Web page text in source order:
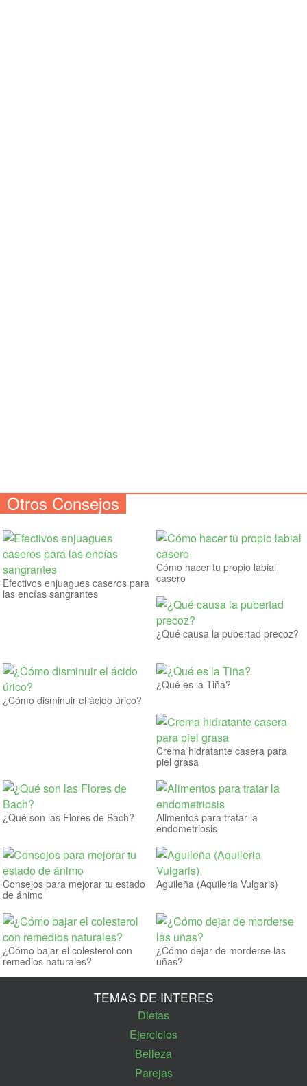
Otros Consejos
Efectivos enjuagues caseros para
las encías sangrantes
Cómo hacer tu propio labial
casero
¿Qué causa la pubertad precoz?
¿Cómo disminuir el ácido úrico?
¿Qué es la Tiña?
Crema hidratante casera para
piel grasa
¿Qué son las Flores de Bach?
Alimentos para tratar la
endometriosis
Consejos para mejorar tu estado
de ánimo
Aguileña (Aquileria Vulgaris)
¿Cómo bajar el colesterol con
remedios naturales?
¿Cómo dejar de morderse las
uñas?
TEMAS DE INTERES
Dietas
Ejercicios
Belleza
Parejas